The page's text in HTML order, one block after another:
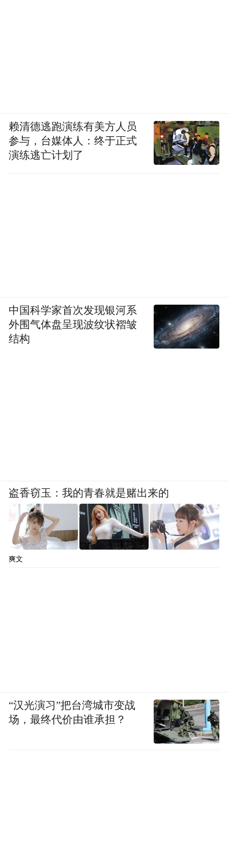
赖清德逃跑演练有美方人员
参与，台媒体人：终于正式
演练逃亡计划了
中国科学家首次发现银河系
外围气体盘呈现波纹状褶皱
结构
盗香窃玉：我的青春就是赌出来的
爽文
“汉光演习”把台湾城市变战
场，最终代价由谁承担？